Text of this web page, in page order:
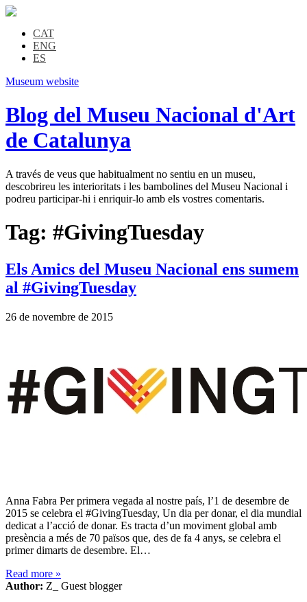
CAT
ENG
ES
Museum website
Blog del Museu Nacional d'Art
de Catalunya
A través de veus que habitualment no sentiu en un museu,
descobrireu les interioritats i les bambolines del Museu Nacional i
podreu participar-hi i enriquir-lo amb els vostres comentaris.
Tag: #GivingTuesday
Els Amics del Museu Nacional ens sumem
al #GivingTuesday
26 de novembre de 2015
Anna Fabra Per primera vegada al nostre país, l’1 de desembre de
2015 se celebra el #GivingTuesday, Un dia per donar, el dia mundial
dedicat a l’acció de donar. Es tracta d’un moviment global amb
presència a més de 70 països que, des de fa 4 anys, se celebra el
primer dimarts de desembre. El…
Read more »
Author: Z_ Guest blogger